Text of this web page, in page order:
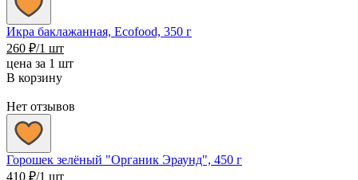
Икра баклажанная, Ecofood, 350 г
260 ₽/1 шт
цена за 1 шт
В корзину
Нет отзывов
Горошек зелёный "Органик Эраунд", 450 г
410 ₽/1 шт